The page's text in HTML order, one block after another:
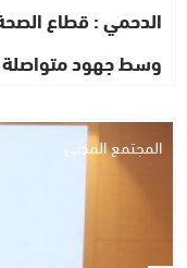
الدحمي : قطاع
وسط جهود
المجتمع المدني